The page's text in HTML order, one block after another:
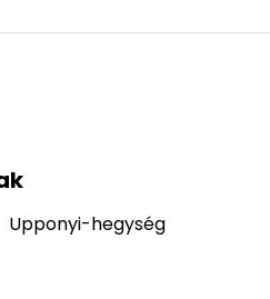
Upponyi-hegység